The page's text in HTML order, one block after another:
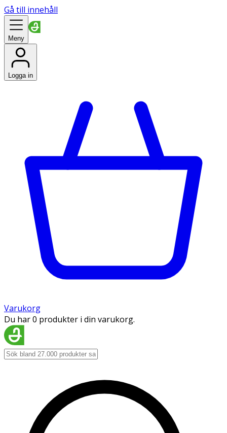
Gå till innehåll
Meny
Logga in
Varukorg
Du har 0 produkter i din varukorg.